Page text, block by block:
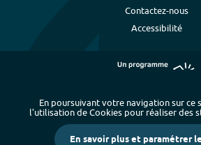
Contactez-nous
Accessibilité
Plan du site - Index
Mentions légales et données personnelles
-
En poursuivant votre navigation sur ce
l’utilisation de Cookies pour réaliser des
En savoir plus et paramétrer